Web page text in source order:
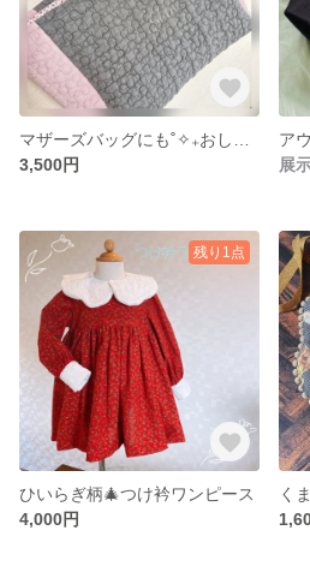
3,500円
展
残り1点
ひいらぎ柄🎄つけ衿ワンピース
4,000円